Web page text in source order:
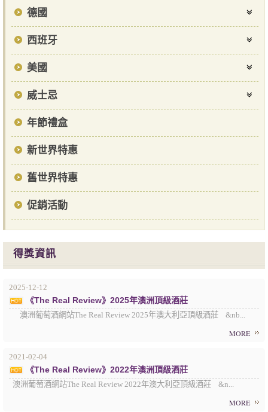
德國
西班牙
美國
威士忌
年節禮盒
新世界特惠
舊世界特惠
促銷活動
得獎資訊
2025-12-12
《The Real Review》2025年澳洲頂級酒莊
澳洲葡萄酒網站The Real Review 2025年澳大利亞頂級酒莊 &nb...
MORE
2021-02-04
《The Real Review》2022年澳洲頂級酒莊
澳洲葡萄酒網站The Real Review 2022年澳大利亞頂級酒莊 &n...
MORE